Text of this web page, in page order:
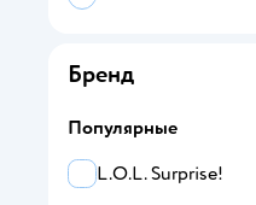
Бренд
Популярные
L.O.L. Surprise!